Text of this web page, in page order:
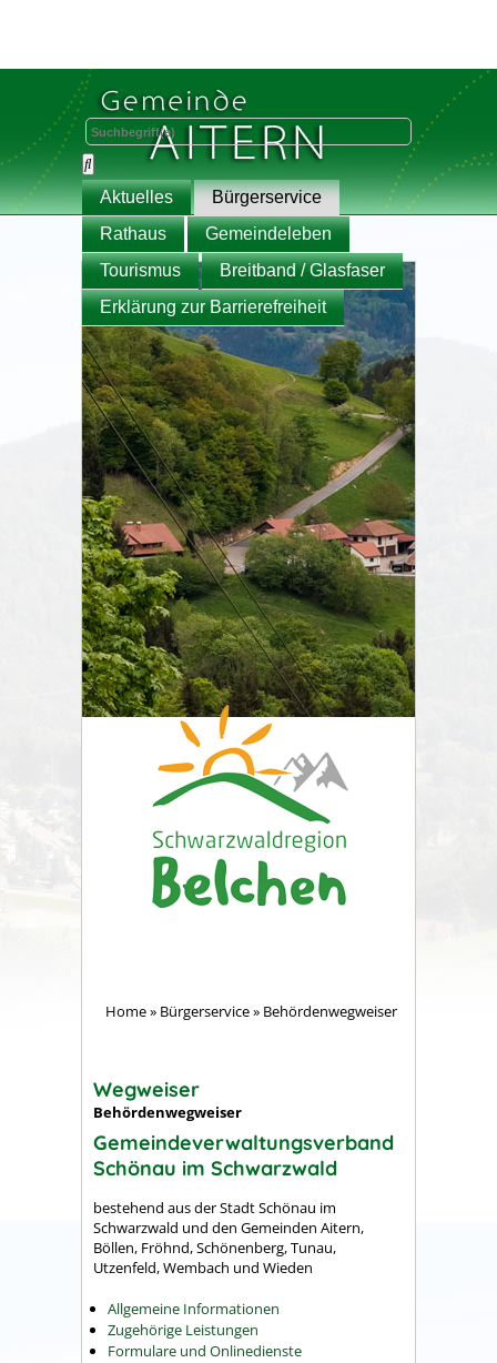
Aktuelles
Bürgerservice
Rathaus
Gemeindeleben
Tourismus
Breitband / Glasfaser
Erklärung zur Barrierefreiheit
Home» Bürgerservice» Behördenwegweiser
Wegweiser
Behördenwegweiser
Gemeindeverwaltungsverband
Schönau im Schwarzwald
bestehend aus der Stadt Schönau im
Schwarzwald und den Gemeinden Aitern,
Böllen, Fröhnd, Schönenberg, Tunau,
Utzenfeld, Wembach und Wieden
Allgemeine Informationen
Zugehörige Leistungen
Formulare und Onlinedienste